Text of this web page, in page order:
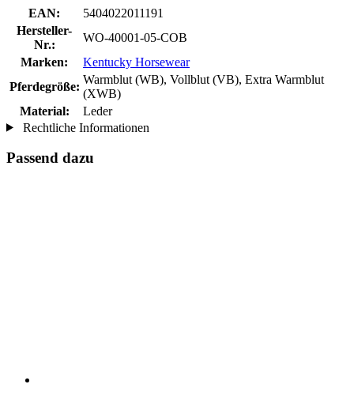
EAN:
5404022011191
Hersteller-
Nr.:
WO-40001-05-COB
Marken:
Kentucky Horsewear
Pferdegröße:
Warmblut (WB), Vollblut (VB), Extra Warmblut
(XWB)
Material:
Leder
Rechtliche Informationen
Passend dazu